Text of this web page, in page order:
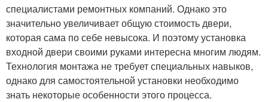
специалистами ремонтных компаний. Однако это
значительно увеличивает общую стоимость двери,
которая сама по себе невысока. И поэтому установка
входной двери своими руками интересна многим людям.
Технология монтажа не требует специальных навыков,
однако для самостоятельной установки необходимо
знать некоторые особенности этого процесса.